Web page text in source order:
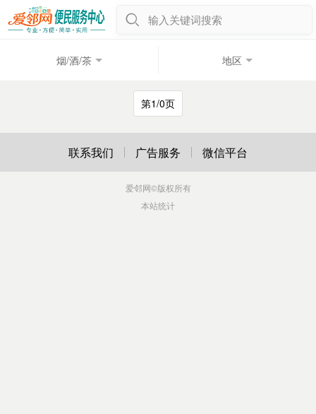
输入关键词搜索
烟/酒/茶 地区
第1/0页
联系我们 广告服务 微信平台
爱邻网©版权所有
本站统计